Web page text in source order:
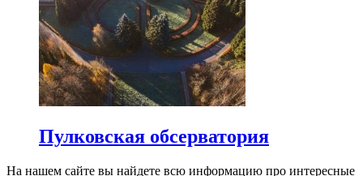
Пулковская обсерватория
На нашем сайте вы найдете всю информацию про интересные